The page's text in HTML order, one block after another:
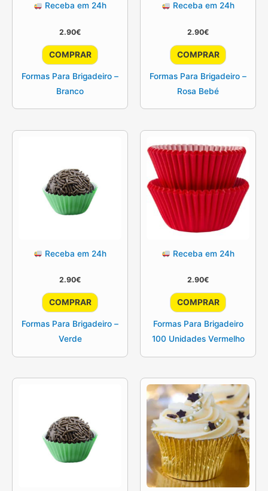
Receba em 24h
2.90€
COMPRAR
Formas Para Brigadeiro –
Branco
Receba em 24h
2.90€
COMPRAR
Formas Para Brigadeiro –
Rosa Bebé
Receba em 24h
2.90€
COMPRAR
Formas Para Brigadeiro –
Verde
Receba em 24h
2.90€
COMPRAR
Formas Para Brigadeiro
100 Unidades Vermelho